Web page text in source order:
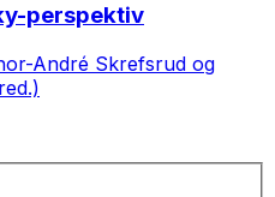
perspektiv
André Skrefsrud og